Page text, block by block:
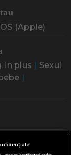
(Apple)
in plus | Sexul
|